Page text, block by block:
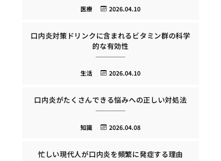
2026.04.10
医療
口内炎対策ドリンクに含まれるビタミン群の科学
的な有効性
2026.04.10
生活
口内炎がたくさんできる悩みへの正しい対処法
2026.04.08
知識
忙しい現代人が口内炎を頻繁に発症する理由